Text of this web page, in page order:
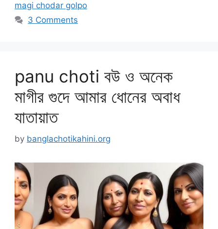
magi chodar golpo
3 Comments
panu choti বউ ও অনেক
মাগীর গুদে আমার ধোনের অবাধ
যাতায়াত
by banglachotikahini.org